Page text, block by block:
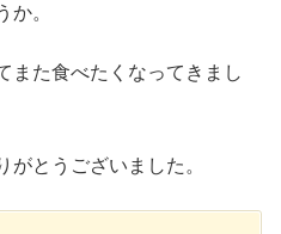
か。
また食べたくなってきまし
とうございました。